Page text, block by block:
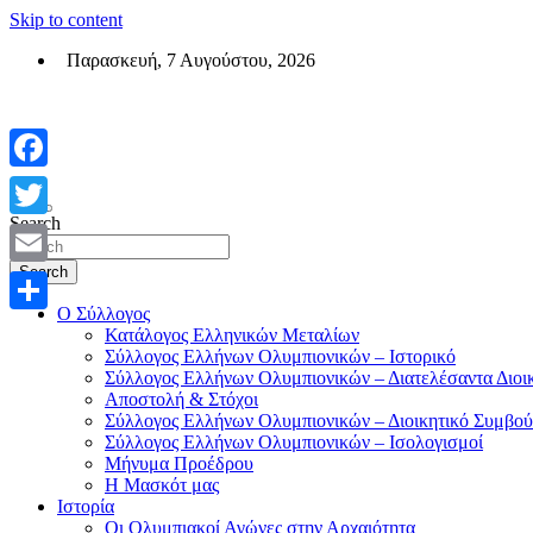
Skip to content
Παρασκευή, 7 Αυγούστου, 2026
Επίσημη σελίδα του θεσμικού φορεά των Ελλήνων Ολυμπιονικών
Search
Search
Ο Σύλλογος
Κατάλογος Ελληνικών Μεταλίων
Σύλλογος Ελλήνων Ολυμπιονικών – Ιστορικό
Σύλλογος Ελλήνων Ολυμπιονικών – Διατελέσαντα
Αποστολή & Στόχοι
Σύλλογος Ελλήνων Ολυμπιονικών – Διοικητικό
Σύλλογος Ελλήνων Ολυμπιονικών – Ισολογισμοί
Μήνυμα Προέδρου
Η Μασκότ μας
Ιστορία
Οι Ολυμπιακοί Αγώνες στην Αρχαιότητα
Facebook
Twitter
Email
Μοιραστείτε